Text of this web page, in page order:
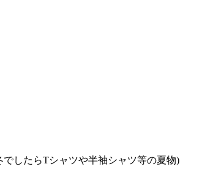
したらTシャツや半袖シャツ等の夏物)